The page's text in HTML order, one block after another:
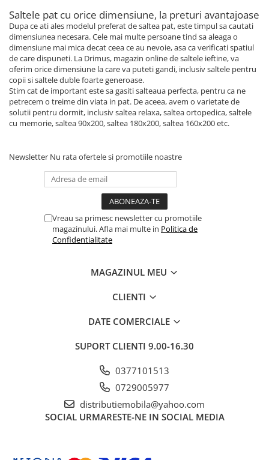
Saltele pat cu orice dimensiune, la preturi avantajoase
Dupa ce ati ales modelul preferat de saltea pat, este timpul sa cautati
dimensiunea necesara. Cele mai multe persoane tind sa aleaga o
dimensiune mai mica decat ceea ce au nevoie, asa ca verificati spatiul
de care dispuneti. La Drimus, magazin online de saltele ieftine, va
oferim orice dimensiune la care va puteti gandi, inclusiv saltele pentru
copii si saltele duble foarte generoase.
Stim cat de important este sa gasiti salteaua perfecta, pentru ca ne
petrecem o treime din viata in pat. De aceea, avem o varietate de
solutii pentru dormit, inclusiv saltea relaxa, saltea ortopedica, saltele
cu memorie, saltea 90x200, saltea 180x200, saltea 160x200 etc.
Newsletter Nu rata ofertele si promotiile noastre
Vreau sa primesc newsletter cu promotiile
magazinului. Afla mai multe in Politica de
Confidentialitate
MAGAZINUL MEU
CLIENTI
DATE COMERCIALE
SUPORT CLIENTI 9.00-16.30
0377101513
0729005977
distributiemobila@yahoo.com
SOCIAL URMARESTE-NE IN SOCIAL MEDIA